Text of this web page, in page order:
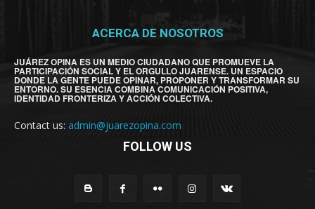
ACERCA DE NOSOTROS
JUÁREZ OPINA ES UN MEDIO CIUDADANO QUE PROMUEVE LA
PARTICIPACIÓN SOCIAL Y EL ORGULLO JUARENSE. UN ESPACIO
DONDE LA GENTE PUEDE OPINAR, PROPONER Y TRANSFORMAR SU
ENTORNO. SU ESENCIA COMBINA COMUNICACIÓN POSITIVA,
IDENTIDAD FRONTERIZA Y ACCIÓN COLECTIVA.
Contact us: admin@juarezopina.com
FOLLOW US